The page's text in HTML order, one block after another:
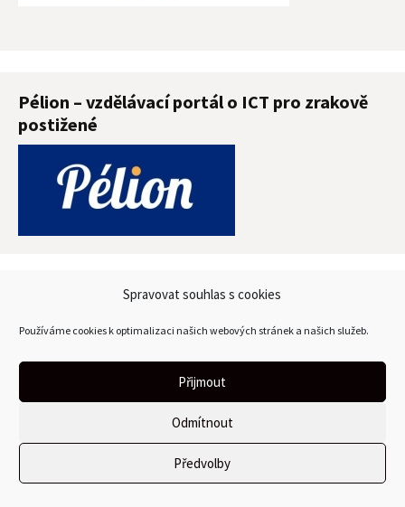
Spravovat souhlas s cookies
Používáme cookies k optimalizaci našich webových stránek a našich služeb.
Přijmout
Odmítnout
Předvolby
Pélion – vzdělávací portál o ICT pro zrakově
postižené
Podpořte zrakově postižené
Nadační fond Českého rozhlasu - sbírka Světluška
Nadace Leontinka